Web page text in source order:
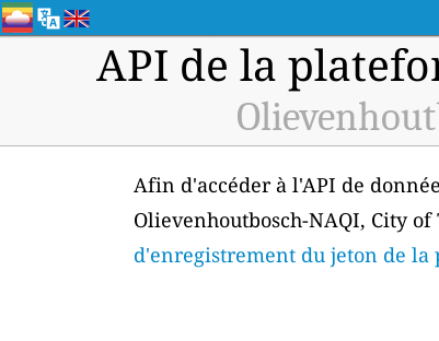
API de la
Afin d'accéder à l'API de
Olievenhoutbosch-NAQI, City
d'enregistrement du jeton de la